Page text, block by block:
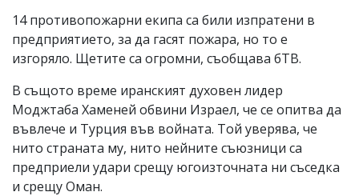
14 противопожарни екипа са били изпратени в
предприятието, за да гасят пожара, но то е
изгоряло. Щетите са огромни, съобщава бТВ.
В същото време иранският духовен лидер
Моджтаба Хаменей обвини Израел, че се опитва да
въвлече и Турция във войната. Той уверява, че
нито страната му, нито нейните съюзници са
предприели удари срещу югоизточната ни съседка
и срещу Оман.